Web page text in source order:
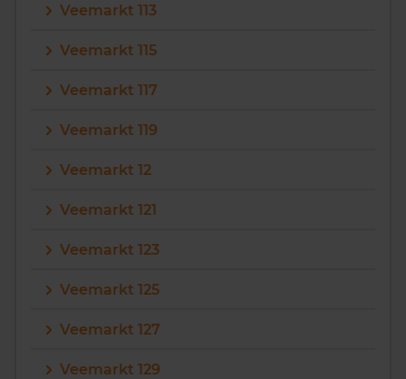
Veemarkt 113
Veemarkt 115
Veemarkt 117
Veemarkt 119
Veemarkt 12
Veemarkt 121
Veemarkt 123
Veemarkt 125
Veemarkt 127
Veemarkt 129